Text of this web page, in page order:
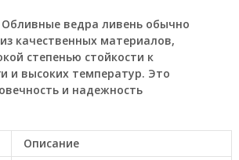
Обливные ведра ливень обычно
качественных материалов,
степенью стойкости к
и высоких температур. Это
и надежность
Описание